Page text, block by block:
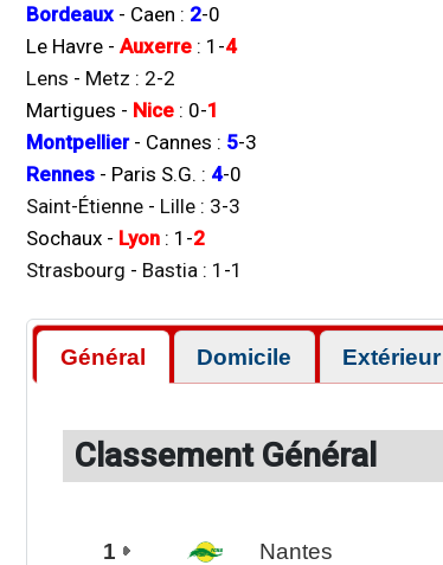
Bordeaux - Caen : 2-0
Le Havre - Auxerre : 1 -4
Lens - Metz : 2-2
Martigues - Nice : 0-1
Montpellier- Cannes : 5-3
Rennes - Paris S.G. : 4-0
Saint-Étienne - Lille : 3-3
Sochaux - Lyon : 1 -2
Strasbourg - Bastia : 1 -1
Général Domicile Extérieur
Classement Général
1
Nantes